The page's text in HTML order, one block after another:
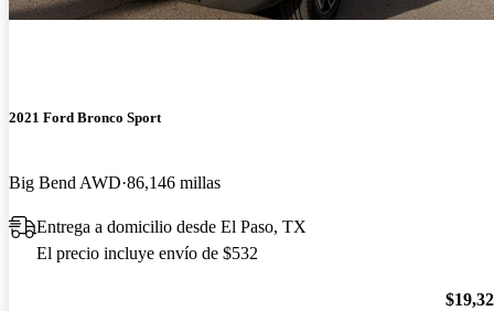
2021 Ford Bronco Sport
Big Bend AWD 86,146 millas
Entrega a domicilio desde El Paso, TX
El precio incluye envío de $532